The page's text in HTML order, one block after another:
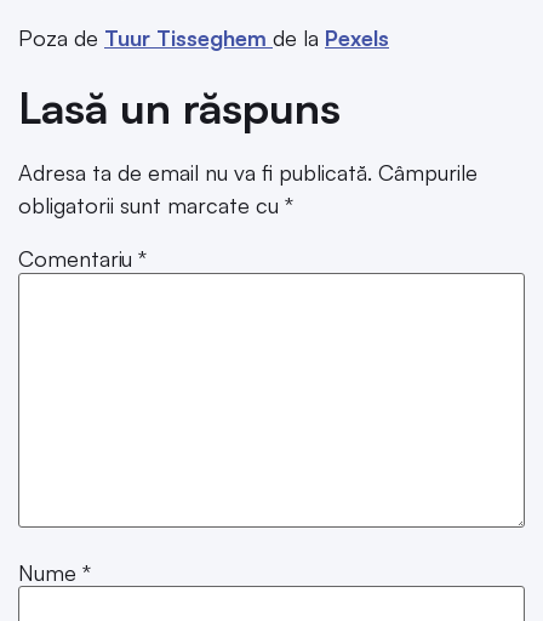
Poza de Tuur Tisseghem de la Pexels
Lasă un răspuns
Adresa ta de email nu va fi publicată. Câmpurile
obligatorii sunt marcate cu *
Comentariu *
Nume *